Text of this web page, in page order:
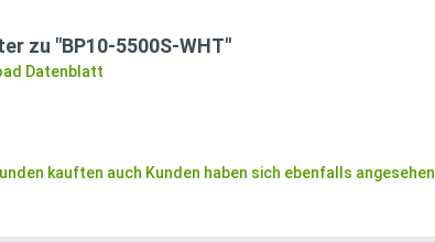
zu "BP10-5500S-WHT"
Datenblatt
kauften auch Kunden haben sich ebenfalls angesehen